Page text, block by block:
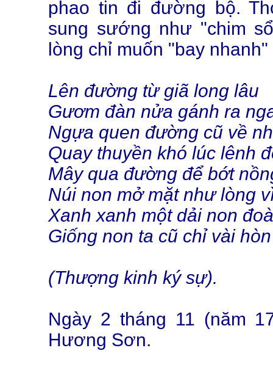
phao tin đi đường bộ.
sung sướng như "chim
lòng chỉ muốn "bay
Lên đường từ giã long lâu
Gươm đàn nửa gánh ra
Ngựa quen đường cũ về
Quay thuyền khó lúc lênh
Mây qua đường để bớt
Núi non mở mặt như lòng
Xanh xanh một dải non
Giống non ta cũ chỉ vài
(Thượng kinh ký sự).
Ngày 2 tháng 11 (năm
Hương Sơn.